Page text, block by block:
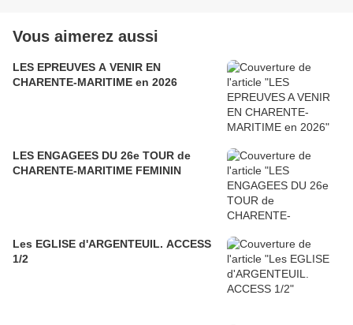
Vous aimerez aussi
LES EPREUVES A VENIR EN
CHARENTE-MARITIME en 2026
LES ENGAGEES DU 26e TOUR de
CHARENTE-MARITIME FEMININ
Les EGLISE d'ARGENTEUIL. ACCESS
1/2